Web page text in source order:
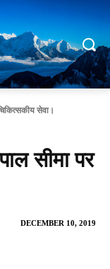
सेवा।
सीमा पर
DECEMBER 10, 2019